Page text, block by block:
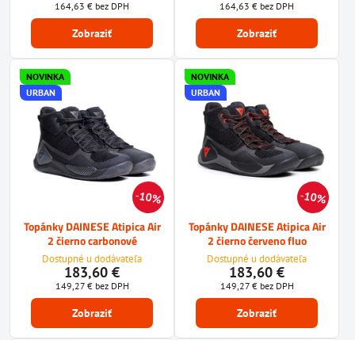
164,63 € bez DPH
Zobraziť
164,63 € bez DPH
Zobraziť
10%
NOVINKA
URBAN
Topánky DAINESE Atipica Air
2 čierno carbonové
Dostupné u dodávateľa
183,60 €
149,27 € bez DPH
Zobraziť
10%
NOVINKA
URBAN
Topánky DAINESE Atipica Air
2 čierno červeno fluo
Dostupné u dodávateľa
183,60 €
149,27 € bez DPH
Zobraziť